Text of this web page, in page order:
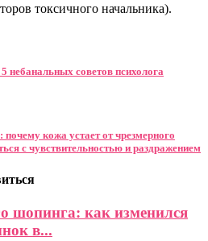
токсичного начальника).
небанальных советов психолога
кожа устает от чрезмерного
с чувствительностью и раздражением
шопинга: как изменился
в...